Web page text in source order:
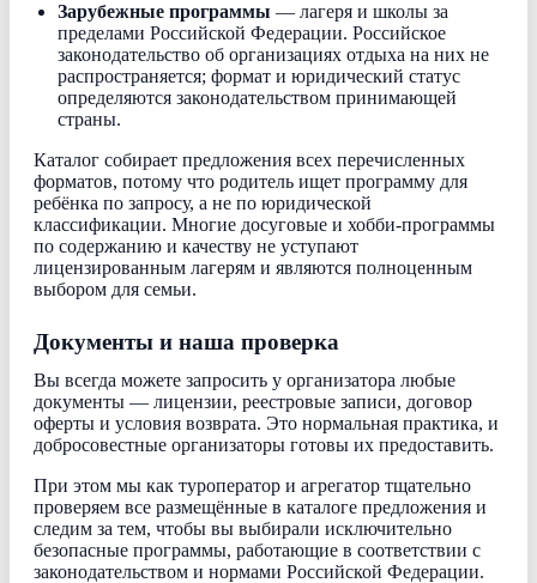
Зарубежные программы — лагеря и школы за
пределами Российской Федерации. Российское
законодательство об организациях отдыха на них не
распространяется; формат и юридический статус
определяются законодательством принимающей
страны.
Каталог собирает предложения всех перечисленных
форматов, потому что родитель ищет программу для
ребёнка по запросу, а не по юридической
классификации. Многие досуговые и хобби-программы
по содержанию и качеству не уступают
лицензированным лагерям и являются полноценным
выбором для семьи.
Документы и наша проверка
Вы всегда можете запросить у организатора любые
документы — лицензии, реестровые записи, договор
оферты и условия возврата. Это нормальная практика, и
добросовестные организаторы готовы их предоставить.
При этом мы как туроператор и агрегатор тщательно
проверяем все размещённые в каталоге предложения и
следим за тем, чтобы вы выбирали исключительно
безопасные программы, работающие в соответствии с
законодательством и нормами Российской Федерации.